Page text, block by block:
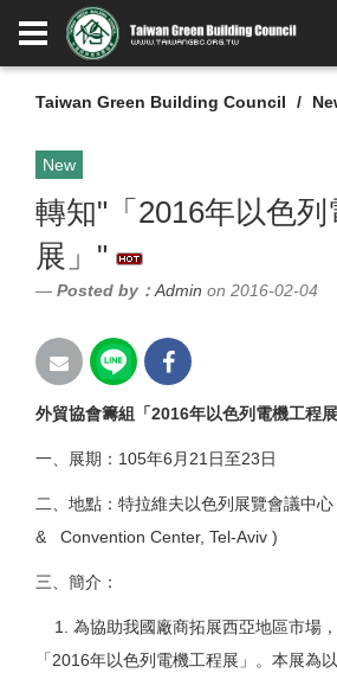
Taiwan Green Building Council
New
轉知"「2016年以色列
展」"
Posted by： Admin on 2016-02-04
外貿協會籌組「2016年以色列電機工程展
一、展期：105年6月21日至23日
二、地點：特拉維夫以色列展覽會議中
& Convention Center, Tel-Aviv )
三、簡介：
1. 為協助我國廠商拓展西亞地區市場
「2016年以色列電機工程展」。本展為